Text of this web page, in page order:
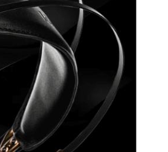
•Garantia: 2 anos extensível a 6 anos com
registo do produto na Numatic.